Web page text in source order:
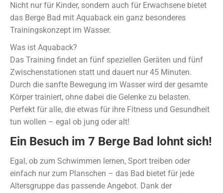
Nicht nur für Kinder, sondern auch für Erwachsene bietet
das Berge Bad mit Aquaback ein ganz besonderes
Trainingskonzept im Wasser.
Was ist Aquaback?
Das Training findet an fünf speziellen Geräten und fünf
Zwischenstationen statt und dauert nur 45 Minuten.
Durch die sanfte Bewegung im Wasser wird der gesamte
Körper trainiert, ohne dabei die Gelenke zu belasten.
Perfekt für alle, die etwas für ihre Fitness und Gesundheit
tun wollen – egal ob jung oder alt!
Ein Besuch im 7 Berge Bad lohnt sich!
Egal, ob zum Schwimmen lernen, Sport treiben oder
einfach nur zum Planschen – das Bad bietet für jede
Altersgruppe das passende Angebot. Dank der